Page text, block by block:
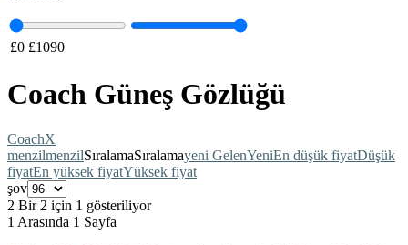
£0 £1090
Coach Güneş Gözlüğü
CoachX
menzilmenzilSıralamaSıralamayeni GelenYeniEn düşük fiyatDüşük
fiyatEn yüksek fiyatYüksek fiyat
şov
2 Bir 2 için 1 gösteriliyor
1 Arasında 1 Sayfa